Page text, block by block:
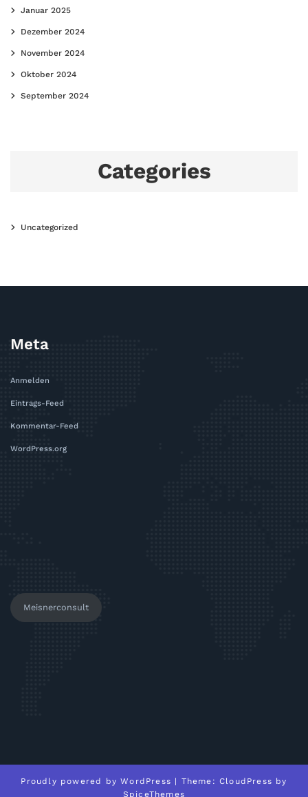
Januar 2025
Dezember 2024
November 2024
Oktober 2024
September 2024
Categories
Uncategorized
Meta
Anmelden
Eintrags-Feed
Kommentar-Feed
WordPress.org
Meisnerconsult
Proudly powered byWordPress | Theme: CloudPress by
SpiceThemes